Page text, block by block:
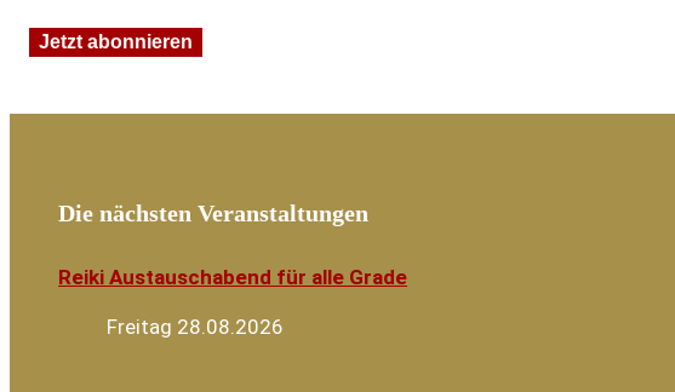
Die nächsten Veranstaltungen
Reiki Austauschabend für alle Grade
Freitag 28.08.2026